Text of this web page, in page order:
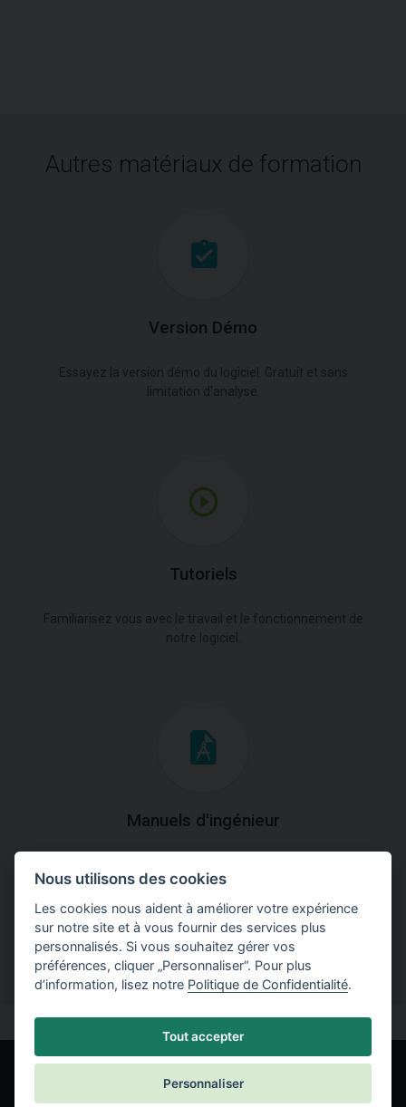
Autres matériaux de formation
Version Démo
Tutoriels
Manuels d'ingénieur
théoriques et pratiques du fonctionnement des
programmes.
Nous utilisons des cookies
Les cookies nous aident à améliorer votre expérience
sur notre site et à vous fournir des services plus
personnalisés. Si vous souhaitez gérer vos
préférences, cliquer „Personnaliser“. Pour plus
d’information, lisez notre Politique de Confidentialité.
Tout accepter
Personnaliser